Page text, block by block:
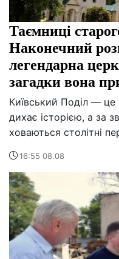
Таємниці
Наконечний
легендарна
загадки вона
Київський Поділ — це
дихає історією, а за
ховаються столітні
16:55 08.08